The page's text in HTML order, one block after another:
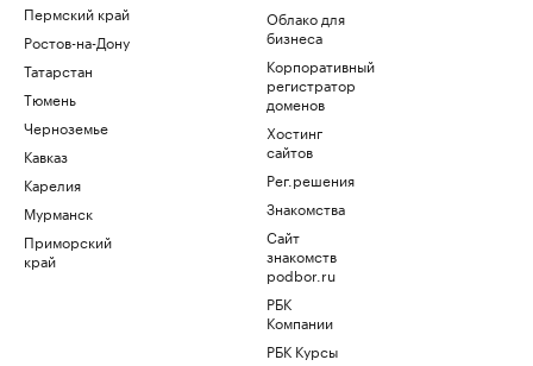
Пермский край
Ростов-на-Дону
Татарстан
Тюмень
Черноземье
Кавказ
Карелия
Мурманск
Приморский
край
Облако для
бизнеса
Корпоративный
регистратор
доменов
Хостинг
сайтов
Рег.решения
Знакомства
Сайт
знакомств
podbor.ru
РБК
Компании
РБК Курсы